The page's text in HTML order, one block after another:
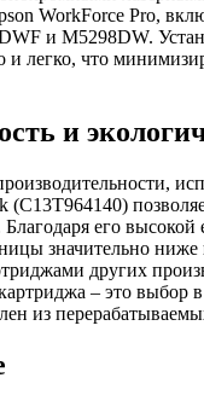
WorkForce Pro,
и M5298DW.
и легко, что
и
его высокой
значительно
других
– это выбор
из